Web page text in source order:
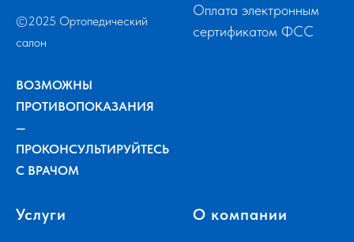
©2025 Ортопедический
салон
ВОЗМОЖНЫ
ПРОТИВОПОКАЗАНИЯ
—
ПРОКОНСУЛЬТИРУЙТЕСЬ
С ВРАЧОМ
Оплата электронным
сертификатом ФСС
Услуги О компании